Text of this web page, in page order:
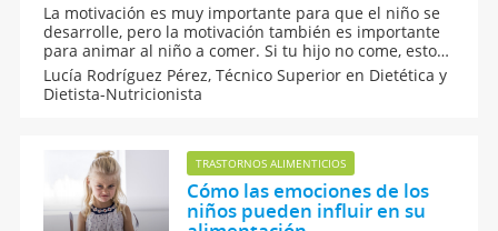
La motivación es muy importante para que el niño se
desarrolle, pero la motivación también es importante
para animar al niño a comer. Si tu hijo no come, estos
son los trucos para motivar a los niños a comer y que
el momento de la comida sea un momento para
disfrutar.
Lucía Rodríguez Pérez,Técnico Superior en Dietética y
Dietista-Nutricionista
TRASTORNOS ALIMENTICIOS
Cómo las emociones de los
niños pueden influir en su